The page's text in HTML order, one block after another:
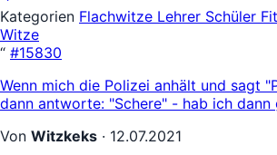
Kategorien Flachwitze Lehrer Schüler
Witze
“ #15830
Wenn mich die Polizei anhält und sagt
dann antworte: "Schere" - hab ich dann
Von Witzkeks · 12.07.2021